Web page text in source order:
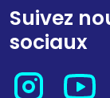
Suivez
sociaux